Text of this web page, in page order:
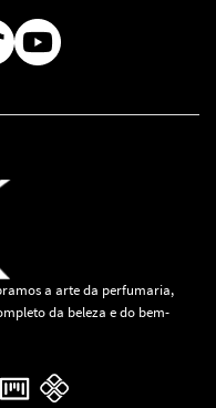
a arte da perfumaria,
da beleza e do bem-